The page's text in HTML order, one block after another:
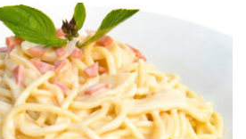
der Heijden